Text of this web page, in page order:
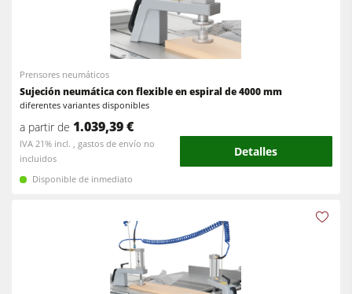
Centros CNC
Encoladoras de cantos
Calibradoras
Lijadoras de banda larga y de cantos
Máquinas cepilladoras y lijadoras de cepillos
Sierras de cinta
Taladros
Briquetadoras
Prensas de platos calientes & prensas de vacío
Escuadradoras-tupís
Máquinas combinadas
Encoladoras de cantos
Lijadoras
Sierras de cinta
Taladros
Prensores neumáticos
Sujeción neumática con flexible en espiral de 4000 mm
diferentes variantes disponibles
a partir de 1.039,39 €
IVA 21% incl. , gastos de envío no
incluidos
Detalles
Disponible de inmediato